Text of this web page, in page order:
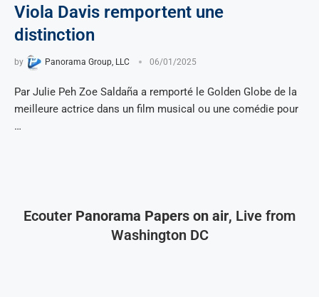
Viola Davis remportent une
distinction
by Panorama Group, LLC 06/01/2025
Par Julie Peh Zoe Saldaña a remporté le Golden Globe de la
meilleure actrice dans un film musical ou une comédie pour
…
Ecouter Panorama Papers on air, Live from
Washington DC